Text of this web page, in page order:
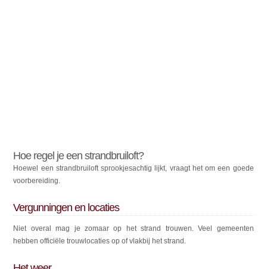
Hoe regel je een strandbruiloft?
Hoewel een strandbruiloft sprookjesachtig lijkt, vraagt het om een goede
voorbereiding.
Vergunningen en locaties
Niet overal mag je zomaar op het strand trouwen. Veel gemeenten
hebben officiële trouwlocaties op of vlakbij het strand.